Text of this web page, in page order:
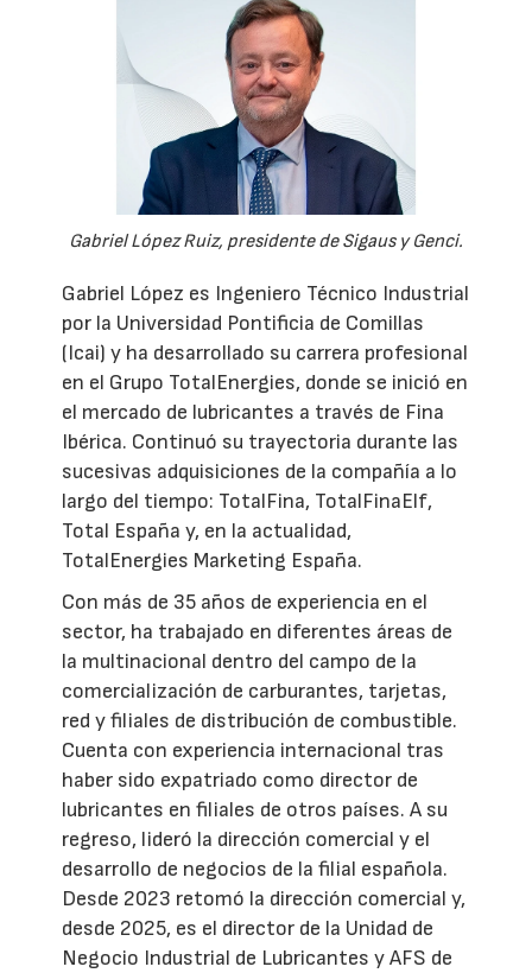
Gabriel López Ruiz, presidente de Sigaus y Genci.
Gabriel López es Ingeniero Técnico Industrial
por la Universidad Pontificia de Comillas
(Icai) y ha desarrollado su carrera profesional
en el Grupo TotalEnergies, donde se inició en
el mercado de lubricantes a través de Fina
Ibérica. Continuó su trayectoria durante las
sucesivas adquisiciones de la compañía a lo
largo del tiempo: TotalFina, TotalFinaElf,
Total España y, en la actualidad,
TotalEnergies Marketing España.
Con más de 35 años de experiencia en el
sector, ha trabajado en diferentes áreas de
la multinacional dentro del campo de la
comercialización de carburantes, tarjetas,
red y filiales de distribución de combustible.
Cuenta con experiencia internacional tras
haber sido expatriado como director de
lubricantes en filiales de otros países. A su
regreso, lideró la dirección comercial y el
desarrollo de negocios de la filial española.
Desde 2023 retomó la dirección comercial y,
desde 2025, es el director de la Unidad de
Negocio Industrial de Lubricantes y AFS de